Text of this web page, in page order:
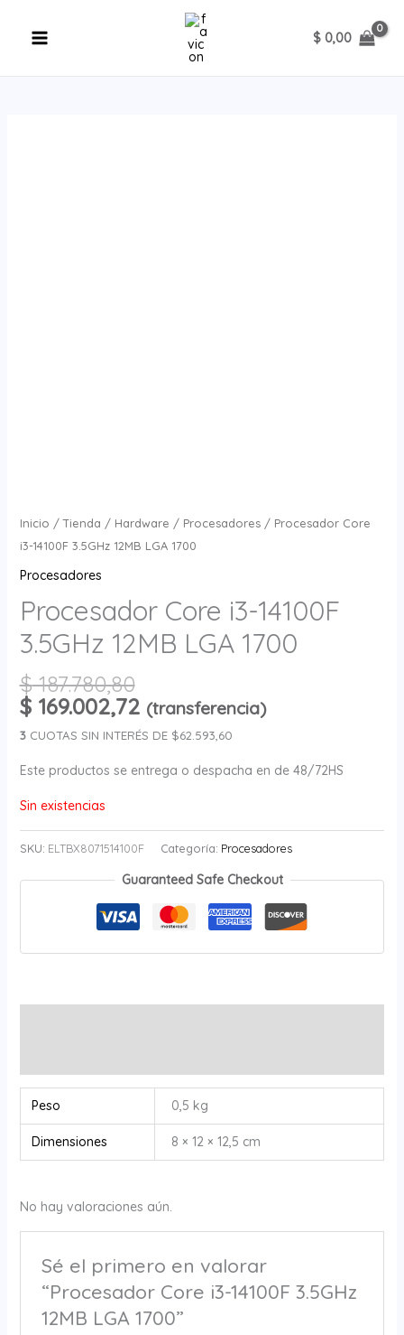
$ 0,00
Inicio /Tienda / Hardware / Procesadores/ Procesador Core
i3-14100F 3.5GHz 12MB LGA 1700
Procesadores
Procesador Core i3-14100F
3.5GHz 12MB LGA 1700
$187.780,80
$169.002,72 (transferencia)
3CUOTAS SIN INTERÉS DE $62.593,60
Este productos se entrega o despacha en de 48/72HS
Sin existencias
SKU: ELTBX8071514100F Categoría: Procesadores
Guaranteed Safe Checkout
Peso 0,5 kg
Dimensiones 8 × 12 × 12,5 cm
No hay valoraciones aún.
Sé el primero en valorar
“Procesador Core i3-14100F 3.5GHz
12MB LGA 1700”